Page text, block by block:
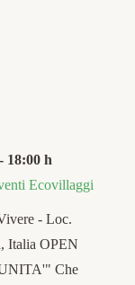
- 18:00 h
Ecovillaggi
- Loc.
Italia OPEN
Che